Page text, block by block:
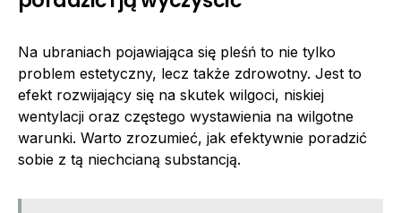
Na ubraniach pojawiająca się pleśń to nie tylko
problem estetyczny, lecz także zdrowotny. Jest to
efekt rozwijający się na skutek wilgoci, niskiej
wentylacji oraz częstego wystawienia na wilgotne
warunki. Warto zrozumieć, jak efektywnie poradzić
sobie z tą niechcianą substancją.